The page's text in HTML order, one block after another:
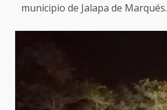
municipio de Jalapa de Marqués.